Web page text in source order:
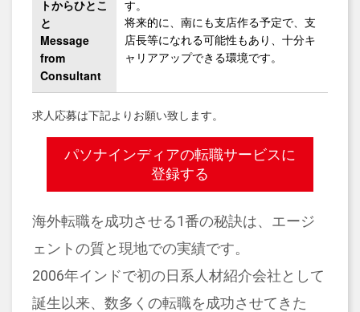
トからひとこ
と
Message
from
Consultant
す。
将来的に、南にも支店作る予定で、支
店長等になれる可能性もあり、十分キ
ャリアアップできる環境です。
求人応募は下記よりお願い致します。
パソナインディアの転職サービスに
登録する
海外転職を成功させる1番の秘訣は、エージ
ェントの質と現地での実績です。
2006年インドで初の日系人材紹介会社として
誕生以来、数多くの転職を成功させてきた